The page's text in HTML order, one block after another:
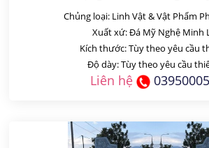
Chủng loại: Linh Vật & Vật Phẩm
Xuất xứ: Đá Mỹ Nghệ Minh
Kích thước: Tùy theo yêu cầu
Độ dày: Tùy theo yêu cầu
Liên hệ